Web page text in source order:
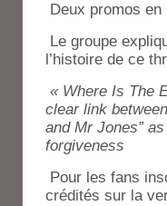
Deux promos
Le groupe
l’histoire de ce
« Where Is The
clear link
and Mr Jones”
forgiveness
Pour les fans
crédités sur la